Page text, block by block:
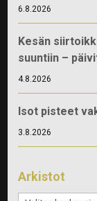
6.8.2026
Kesän
suuntiin –
4.8.2026
Isot pisteet
3.8.2026
Arkistot